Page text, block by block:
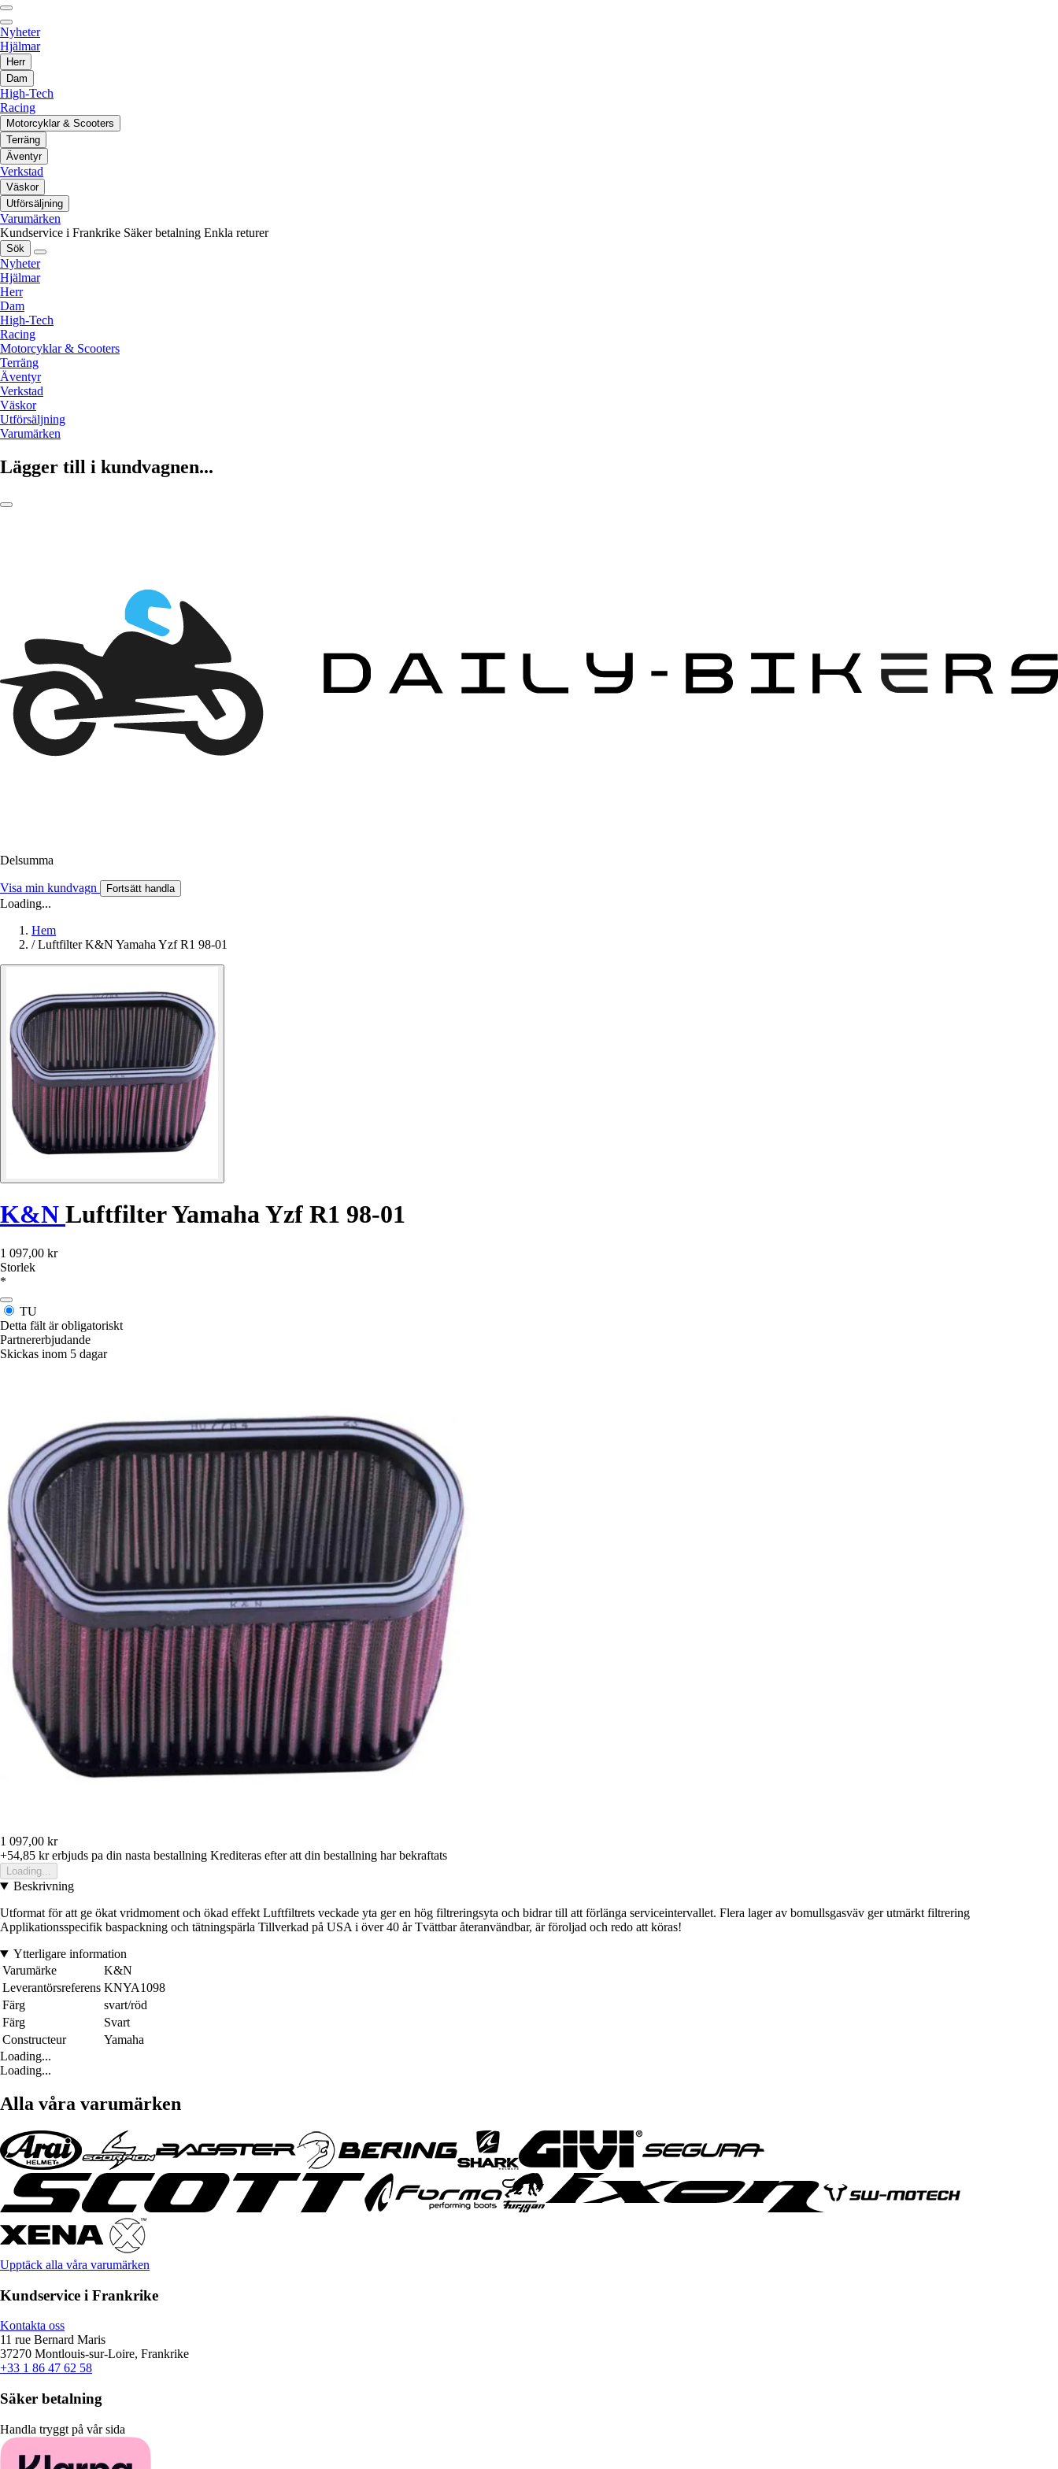
Nyheter
Hjälmar
Herr
Dam
High-Tech
Racing
Motorcyklar & Scooters
Terräng
Äventyr
Verkstad
Väskor
Utförsäljning
Varumärken
Kundservice i Frankrike Säker betalning Enkla returer
Sök
Nyheter
Hjälmar
Herr
Dam
High-Tech
Racing
Motorcyklar & Scooters
Terräng
Äventyr
Verkstad
Väskor
Utförsäljning
Varumärken
Lägger till i kundvagnen...
Delsumma
Visa min kundvagn Fortsätt handla
Loading...
Hem
/ Luftfilter K&N Yamaha Yzf R1 98-01
K&N Luftfilter Yamaha Yzf R1 98-01
1 097,00 kr
Storlek
*
TU
Detta fält är obligatoriskt
Partnererbjudande
Skickas inom 5 dagar
1 097,00 kr
+54,85 krerbjuds pa din nasta bestallning Krediteras efter att din bestallning har bekraftats
Loading...
Beskrivning
Utformat för att ge ökat vridmoment och ökad effekt Luftfiltrets veckade yta ger en hög filtreringsyta och bidrar till att förlänga serviceintervallet. Flera lager av bomullsgasväv ger utmärkt filtrering
Applikationsspecifik baspackning och tätningspärla Tillverkad på USA i över 40 år Tvättbar återanvändbar, är föroljad och redo att köras!
Ytterligare information
Varumärke
K&N
Leverantörsreferens KNYA1098
Färg
svart/röd
Färg
Svart
Constructeur
Yamaha
Loading...
Loading...
Alla våra varumärken
Upptäck alla våra varumärken
Kundservice i Frankrike
Kontakta oss
11 rue Bernard Maris
37270 Montlouis-sur-Loire, Frankrike
+33 1 86 47 62 58
Säker betalning
Handla tryggt på vår sida